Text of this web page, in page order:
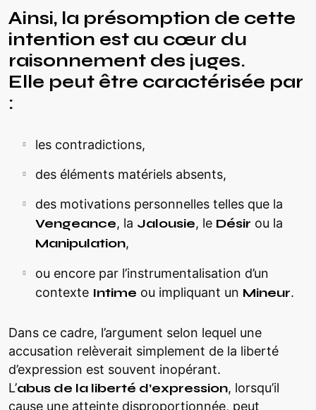
Ainsi, la présomption de cette
intention est au cœur du
raisonnement des juges.
Elle peut être caractérisée par
:
les contradictions,
des éléments matériels absents,
des motivations personnelles telles que la
Vengeance, la Jalousie, le Désir ou la
Manipulation,
ou encore par l’instrumentalisation d’un
contexte Intime ou impliquant un Mineur.
Dans ce cadre, l’argument selon lequel une
accusation relèverait simplement de la liberté
d’expression est souvent inopérant.
L’abus de la liberté d’expression, lorsqu’il
cause une atteinte disproportionnée, peut